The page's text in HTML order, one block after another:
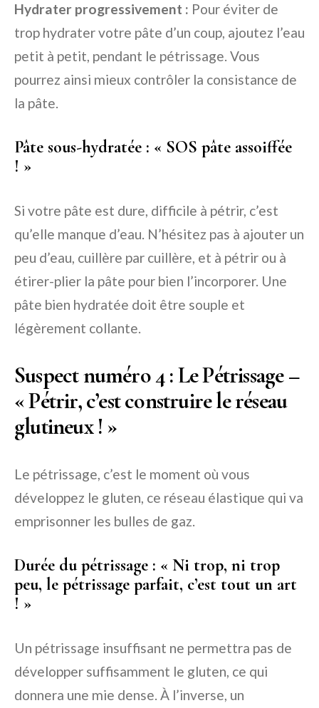
Hydrater progressivement : Pour éviter de
trop hydrater votre pâte d’un coup, ajoutez l’eau
petit à petit, pendant le pétrissage. Vous
pourrez ainsi mieux contrôler la consistance de
la pâte.
Pâte sous-hydratée : « SOS pâte assoiffée
! »
Si votre pâte est dure, difficile à pétrir, c’est
qu’elle manque d’eau. N’hésitez pas à ajouter un
peu d’eau, cuillère par cuillère, et à pétrir ou à
étirer-plier la pâte pour bien l’incorporer. Une
pâte bien hydratée doit être souple et
légèrement collante.
Suspect numéro 4 : Le Pétrissage –
« Pétrir, c’est construire le réseau
glutineux ! »
Le pétrissage, c’est le moment où vous
développez le gluten, ce réseau élastique qui va
emprisonner les bulles de gaz.
Durée du pétrissage : « Ni trop, ni trop
peu, le pétrissage parfait, c’est tout un art
! »
Un pétrissage insuffisant ne permettra pas de
développer suffisamment le gluten, ce qui
donnera une mie dense. À l’inverse, un